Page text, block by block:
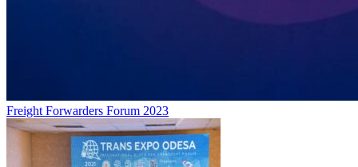
Freight Forwarders Forum 2023